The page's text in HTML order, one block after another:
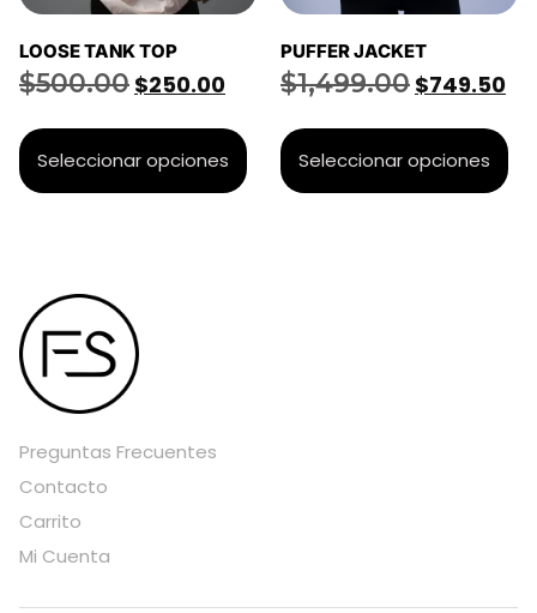
LOOSE TANK TOP
$500.00 $250.00
Seleccionar opciones
PUFFER JACKET
$1,499.00 $749.50
Seleccionar opciones
Preguntas Frecuentes
Contacto
Carrito
Mi Cuenta